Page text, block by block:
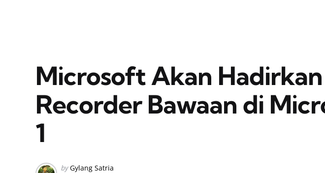
Microsoft Akan
Recorder Bawaan di
1
Posted
by Gylang Satria